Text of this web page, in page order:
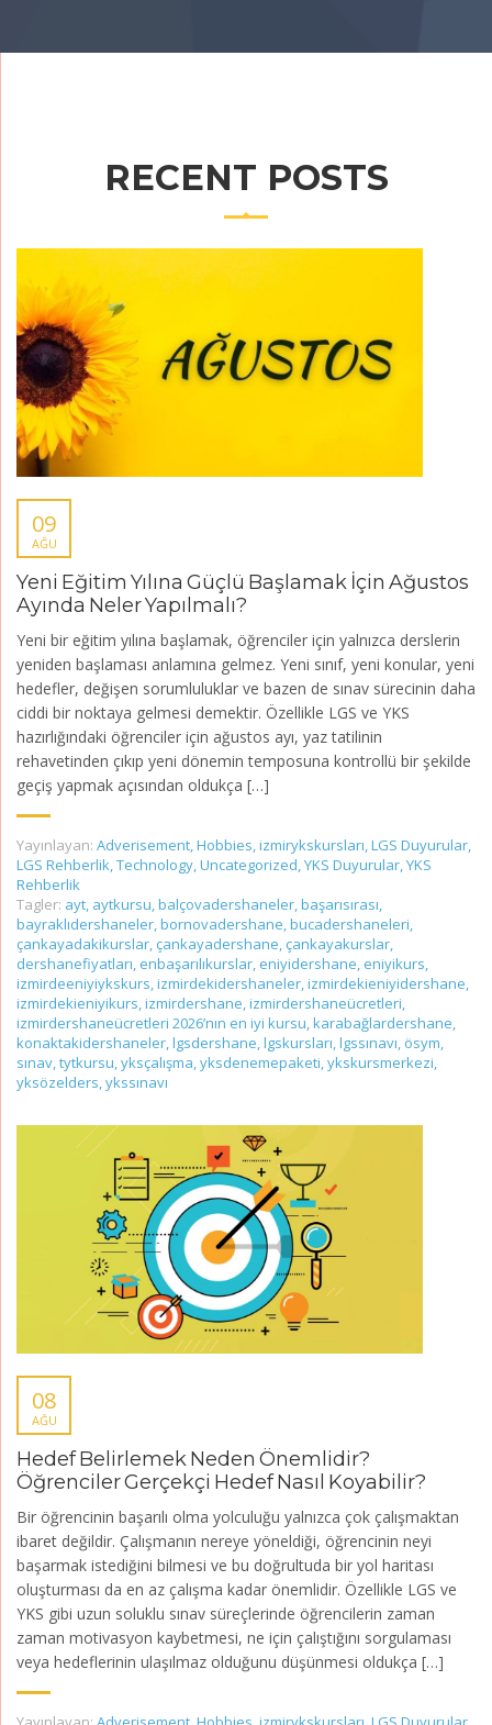
RECENT POSTS
09
AĞU
Yeni Eğitim Yılına Güçlü Başlamak İçin Ağustos
Ayında Neler Yapılmalı?
Yeni bir eğitim yılına başlamak, öğrenciler için yalnızca derslerin
yeniden başlaması anlamına gelmez. Yeni sınıf, yeni konular, yeni
hedefler, değişen sorumluluklar ve bazen de sınav sürecinin daha
ciddi bir noktaya gelmesi demektir. Özellikle LGS ve YKS
hazırlığındaki öğrenciler için ağustos ayı, yaz tatilinin
rehavetinden çıkıp yeni dönemin temposuna kontrollü bir şekilde
geçiş yapmak açısından oldukça […]
Yayınlayan: Adverisement,Hobbies,izmirykskursları,LGS Duyurular,
LGS Rehberlik,Technology,Uncategorized,YKS Duyurular,YKS
Rehberlik
Tagler: ayt, aytkursu,balçovadershaneler,başarısırası,
bayraklıdershaneler,bornovadershane,bucadershaneleri,
çankayadakikurslar, çankayadershane, çankayakurslar,
dershanefiyatları, enbaşarılıkurslar, eniyidershane, eniyikurs,
izmirdeeniyiykskurs,izmirdekidershaneler,izmirdekieniyidershane,
izmirdekieniyikurs,izmirdershane,izmirdershaneücretleri,
izmirdershaneücretleri 2026’nın en iyi kursu,karabağlardershane,
konaktakidershaneler,lgsdershane,lgskursları,lgssınavı, ösym,
sınav,tytkursu,yksçalışma,yksdenemepaketi,ykskursmerkezi,
yksözelders,ykssınavı
08
AĞU
Hedef Belirlemek Neden Önemlidir?
Öğrenciler Gerçekçi Hedef Nasıl Koyabilir?
Bir öğrencinin başarılı olma yolculuğu yalnızca çok çalışmaktan
ibaret değildir. Çalışmanın nereye yöneldiği, öğrencinin neyi
başarmak istediğini bilmesi ve bu doğrultuda bir yol haritası
oluşturması da en az çalışma kadar önemlidir. Özellikle LGS ve
YKS gibi uzun soluklu sınav süreçlerinde öğrencilerin zaman
zaman motivasyon kaybetmesi, ne için çalıştığını sorgulaması
veya hedeflerinin ulaşılmaz olduğunu düşünmesi oldukça […]